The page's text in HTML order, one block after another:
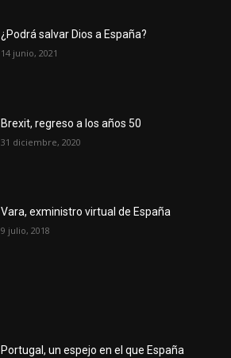
¿Podrá salvar Dios a España?
14 junio, 2021
Brexit, regreso a los años 50
31 diciembre, 2020
Vara, exministro virtual de España
9 julio, 2018
Portugal, un espejo en el que España